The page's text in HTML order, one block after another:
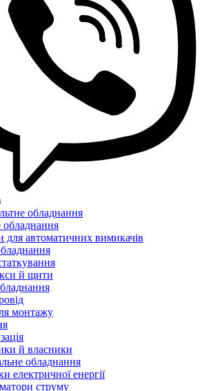
обладнання
для автоматичних вимикачів
й щити
монтажу
й власники
обладнання
електричної енергії
струму